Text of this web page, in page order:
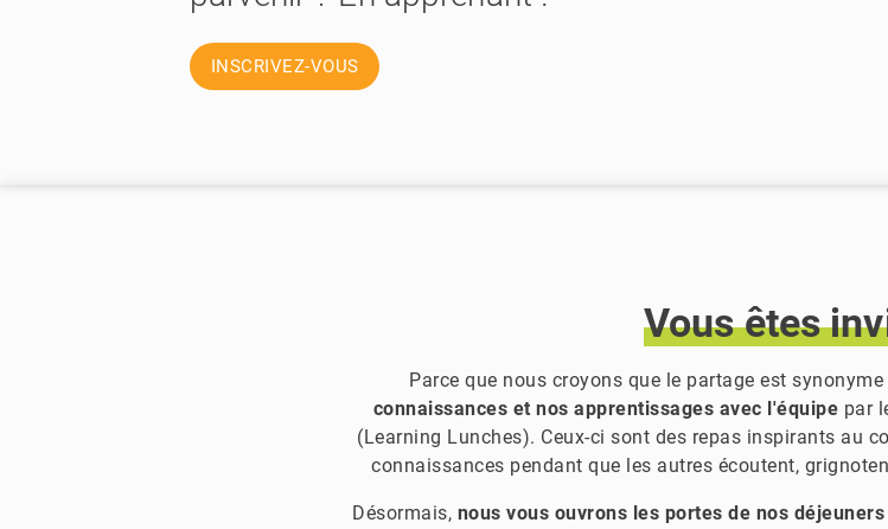
INSCRIVEZ-VOUS
Vous êtes
Parce que nous croyons que le partage est
connaissances et nos apprentissages avec l'équipe par
(Learning Lunches). Ceux-ci sont des repas inspirants au
connaissances pendant que les autres écoutent,
Désormais, nous vous ouvrons les portes de nos